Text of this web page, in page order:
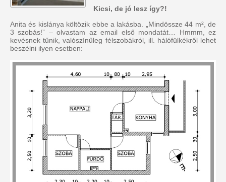
Kicsi, de jó lesz így?!
Anita és kislánya költözik ebbe a lakásba. „Mindössze 44 m², de
3 szobás!” – olvastam az email első mondatát… Hmmm, ez
kevésnek tűnik, valószínűleg félszobákról, ill. hálófülkékről lehet
beszélni ilyen esetben: